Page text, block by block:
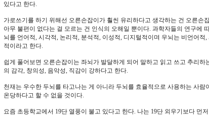
있다고 한다.
가로쓰기를 하기 위해선 오른손잡이가 훨씬 유리하다고 생각하는 건 오른손
아무 불편이 없다는 걸 모르는 건 인식의 오해일 뿐이다. 과학자들의 연구에
뇌를 언어적, 시각적, 논리적, 분석적, 이성적, 디지털적이며 우뇌는 비언어
적이라고 한다.
쉽게 풀어보면 오른손잡이는 좌뇌가 발달하게 되어 말하고 읽고 쓰고 추리
의 감각, 창의성, 음악성, 직감이 강하다고 한다.
천재는 우수한 두뇌를 타고나는 게 아니라 두뇌를 효율적으로 사용하는 사
온당하다고 할 수 없을 것이다.
요즘 초등학교에서 19단 열풍이 불고 있다고 한다. 나는 19단 외우기보다 먼